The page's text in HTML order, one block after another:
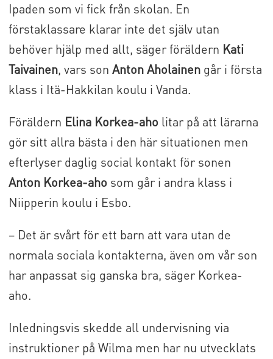
Ipaden som vi fick från skolan. En
förstaklassare klarar inte det själv utan
behöver hjälp med allt, säger föräldern Kati
Taivainen, vars son Anton Aholainengår i första
klass i Itä-Hakkilan koulu i Vanda.
Föräldern Elina Korkea-aho litar på att lärarna
gör sitt allra bästa i den här situationen men
efterlyser daglig social kontakt för sonen
Anton Korkea-aho som går i andra klass i
Niipperin koulu i Esbo.
– Det är svårt för ett barn att vara utan de
normala sociala kontakterna, även om vår son
har anpassat sig ganska bra, säger Korkea-
aho.
Inledningsvis skedde all undervisning via
instruktioner på Wilma men har nu utvecklats